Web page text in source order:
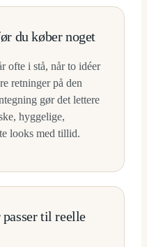
du køber noget
ofte i stå, når to idéer
retninger på den
gør det lettere
hyggelige,
looks med tillid.
til reelle